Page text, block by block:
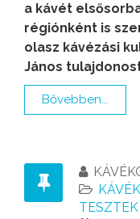
a kávét
régiónként is
olasz kávézási
János
Bővebben...
TESZTEK